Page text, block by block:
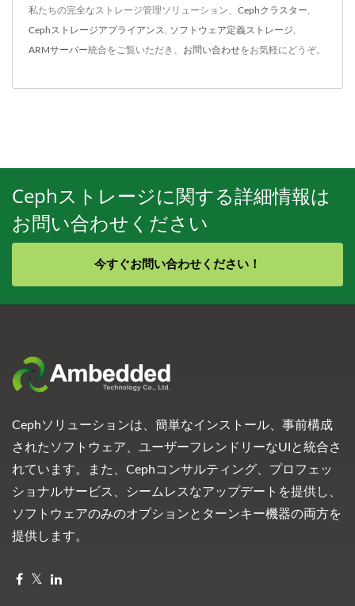
私たちの完全なストレージ管理ソリューション、 Cephクラスター
Cephストレージアプライアンス ソフトウェア定義ストレージ
ARMサーバー統合をご覧いただき、 お問い合わせをお気軽にどうぞ。
Cephストレージに関する詳細情報は
お問い合わせください
今すぐお問い合わせください！
Cephソリューションは、簡単なインストール、事前構成
されたソフトウェア、ユーザーフレンドリーなUIと統合さ
れています。また、Cephコンサルティング、プロフェッ
ショナルサービス、シームレスなアップデートを提供し、
ソフトウェアのみのオプションとターンキー機器の両方を
提供します。